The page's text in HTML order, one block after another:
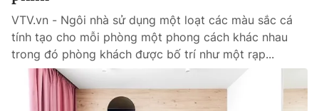
VTV.vn - Ngôi nhà sử dụng một loạt các màu sắc cá
tính tạo cho mỗi phòng một phong cách khác nhau
trong đó phòng khách được bố trí như một rạp...